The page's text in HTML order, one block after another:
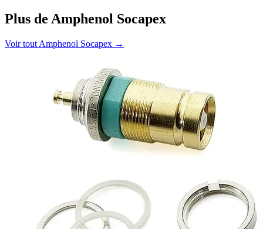
Plus de Amphenol Socapex
Voir tout Amphenol Socapex →